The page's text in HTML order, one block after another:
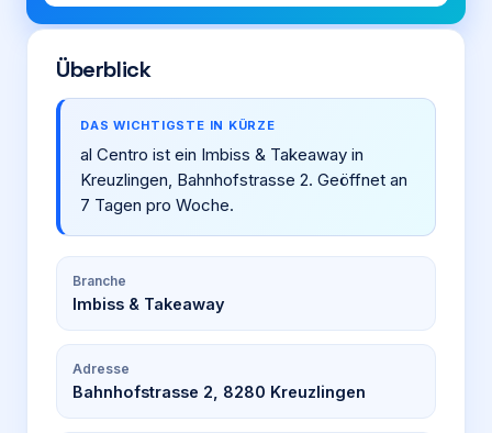
Überblick
DAS WICHTIGSTE IN KÜRZE
al Centro ist ein Imbiss & Takeaway in
Kreuzlingen, Bahnhofstrasse 2. Geöffnet an
7 Tagen pro Woche.
Branche
Imbiss & Takeaway
Adresse
Bahnhofstrasse 2, 8280 Kreuzlingen